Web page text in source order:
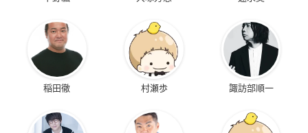
稲田徹 村瀬歩 諏訪部順一